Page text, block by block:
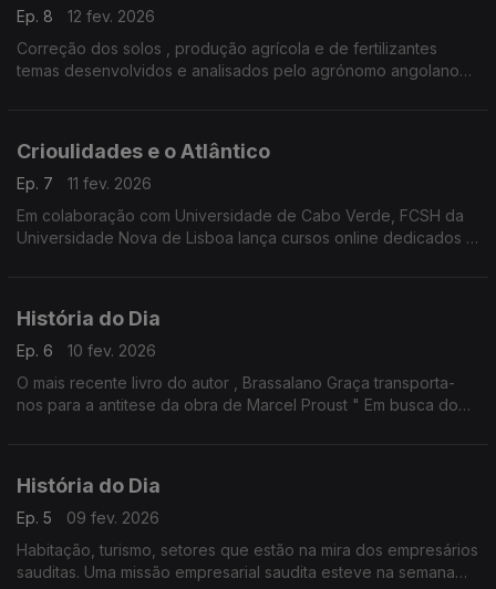
Ep. 8
12 fev. 2026
Correção dos solos , produção agrícola e de fertilizantes
temas desenvolvidos e analisados pelo agrónomo angolano
Crioulidades e o Atlântico
Ep. 7
11 fev. 2026
Em colaboração com Universidade de Cabo Verde, FCSH da
Universidade Nova de Lisboa lança cursos online dedicados à
História do Dia
Ep. 6
10 fev. 2026
O mais recente livro do autor , Brassalano Graça transporta-
nos para a antitese da obra de Marcel Proust " Em busca do
História do Dia
Ep. 5
09 fev. 2026
Habitação, turismo, setores que estão na mira dos empresários
sauditas. Uma missão empresarial saudita esteve na semana